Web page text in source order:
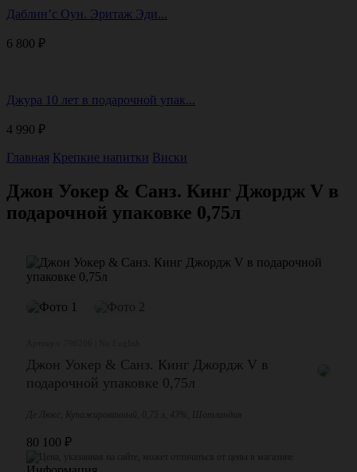
Даблин’с Оун. Эритаж Эди...
6 800 ₽
Джура 10 лет в подарочной упак...
4 990 ₽
Главная Крепкие напитки Виски
Джон Уокер & Санз. Кинг Джордж V в
подарочной упаковке 0,75л
Джон Уокер & Санз. Кинг Джордж V в
подарочной упаковке 0,75л
80 100 ₽